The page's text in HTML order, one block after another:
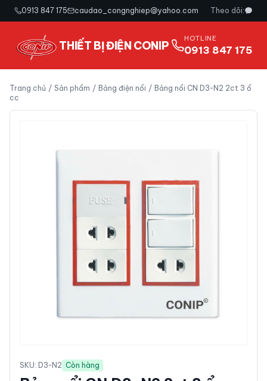
0913 847 175 caudao_congnghiep@yahoo.com Theo dõi:
THIẾT BỊ ĐIỆN CONIP
HOTLINE
0913 847 175
Trang chủ / Sản phẩm / Bảng điện nổi / Bảng nổi CN D3-N2 2ct 3 ổ
cc
SKU: D3-N2 Còn hàng